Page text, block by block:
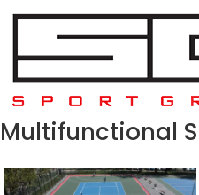
Multifunctional